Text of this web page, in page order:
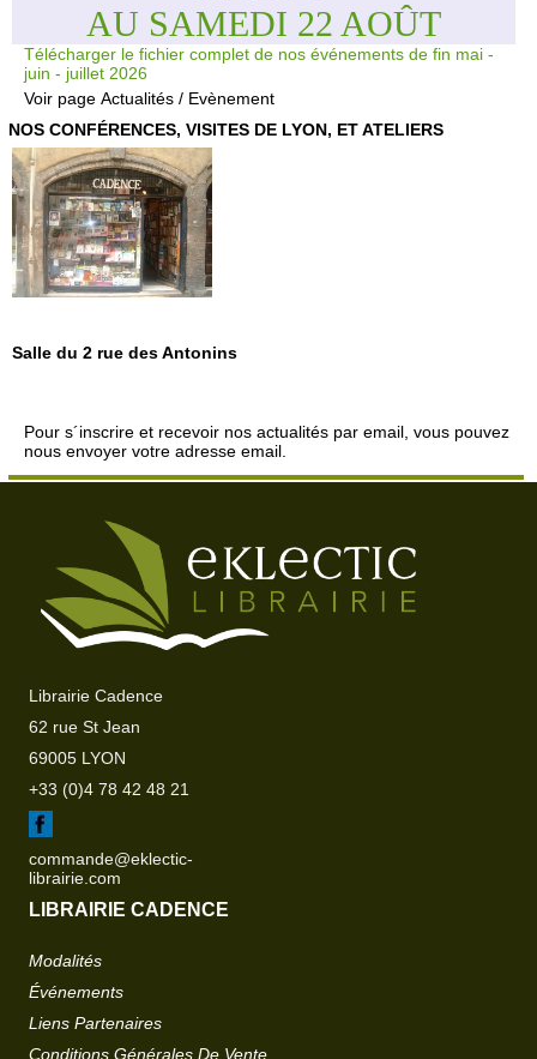
AU SAMEDI 22 AOÛT
Télécharger le fichier complet de nos événements de fin mai -
juin - juillet 2026
Voir page Actualités / Evènement
NOS CONFÉRENCES, VISITES DE LYON, ET ATELIERS
Salle du 2 rue des Antonins
Pour s´inscrire et recevoir nos actualités par email, vous pouvez
nous envoyer votre adresse email.
Librairie Cadence
62 rue St Jean
69005 LYON
+33 (0)4 78 42 48 21
commande@eklectic-
librairie.com
LIBRAIRIE CADENCE
Modalités
Événements
Liens Partenaires
Conditions Générales De Vente